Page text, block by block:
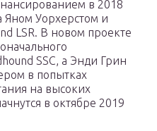
в 2018
Яном Уорхерстом и
LSR. В новом проекте
SSC, а Энди Грин
в попытках
на высоких
в октябре 2019